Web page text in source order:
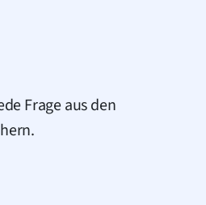
Frage aus den